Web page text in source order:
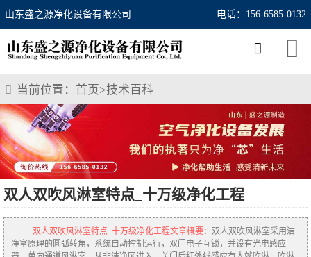
山东盛之源净化设备有限公司 电话：156-6585-0132
当前位置： 首页>技术百科
双人双吹风淋室特点_十万级净化工程
双人双吹风淋室特点_十万级净化工程文章概要： 双人双吹风淋室采用洁
净室原理的圆弧转角，系统自动控制运行，双门电子互锁，并设有光电感应